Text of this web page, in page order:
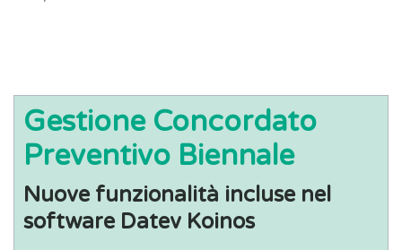
Gestione Concordato
Preventivo Biennale
Nuove funzionalità incluse nel
software Datev Koinos